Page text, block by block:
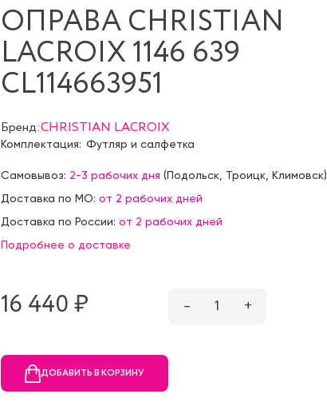
ОПРАВА CHRISTIAN
LACROIX 1146 639
CL114663951
Бренд:CHRISTIAN LACROIX
Комплектация: Футляр и салфетка
Самовывоз: 2-3 рабочих дня (Подольск, Троицк, Климовск)
Доставка по МО: от 2 рабочих дней
Доставка по России: от 2 рабочих дней
Подробнее о доставке
16 440 ₷ – 1 +
ДОБАВИТЬ В КОРЗИНУ